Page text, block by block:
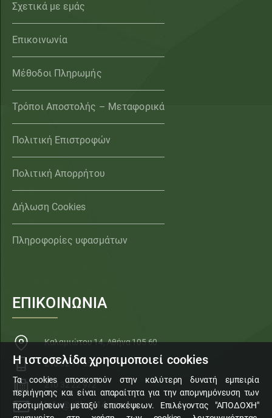
Σχετικά με εμάς
Επικοινωνία
Μέθοδοι Πληρωμής
Τρόποι Αποστολής – Μεταφορικά
Πολιτική Επιστροφών
Πολιτική Απορρήτου
Δήλωση Cookies
Πληροφορίες υφασμάτων
ΕΠΙΚΟΙΝΩΝΙΑ
Καλαμιώτου 14, Αθήνα 105 60
210 32 11 553
210 32 22 972
info@sillogi14.gr
Η ιστοσελίδα χρησιμοποιεί cookies
Τα cookies αποσκοπούν στην καλύτερη δυνατή εμπειρία
περιήγησης και είναι απαραίτητα για την απομνημόνευση των
προτιμήσεων μεταξύ επισκέψεων. Επιλέγοντας "ΑΠΟΔΟΧΗ"